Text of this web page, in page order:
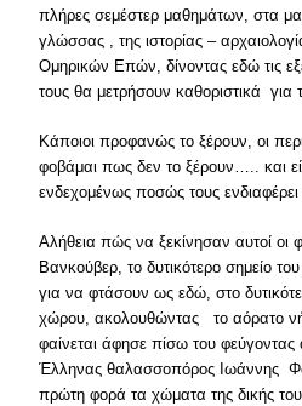
πλήρες σεμέστερ μαθημάτων, στα
γλώσσας , της ιστορίας –
Ομηρικών Επών, δίνοντας εδώ τις
τους θα μετρήσουν καθοριστικά για
Κάποιοι προφανώς το ξέρουν, οι
φοβάμαι πως δεν το ξέρουν….. και
ενδεχομένως ποσώς τους
Αλήθεια πώς να ξεκίνησαν αυτοί οι
Βανκούβερ, το δυτικότερο σημείο
για να φτάσουν ως εδώ, στο
χώρου, ακολουθώντας το αόρατο
φαίνεται άφησε πίσω του
Έλληνας θαλασσοπόρος Ιωάννης
πρώτη φορά τα χώματα της δικής